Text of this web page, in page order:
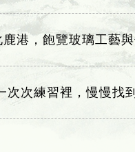
港，飽覽玻璃工藝
次次練習裡，慢慢找